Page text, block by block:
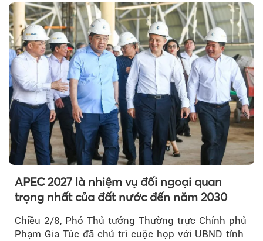
APEC 2027 là nhiệm vụ đối ngoại quan
trọng nhất của đất nước đến năm 2030
Chiều 2/8, Phó Thủ tướng Thường trực Chính phủ
Phạm Gia Túc đã chủ trì cuộc họp với UBND tỉnh